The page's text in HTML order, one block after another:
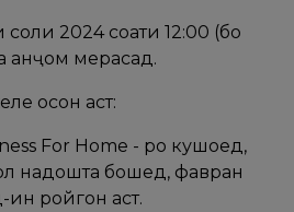
2024 соати 12:00 (бо
анҷом мерасад.
осон аст:
For Home - ро кушоед,
надошта бошед, фавран
ройгон аст.